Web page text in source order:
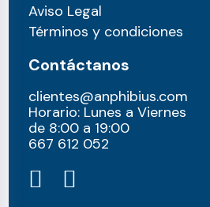
Aviso Legal
Términos y condiciones
Contáctanos
clientes@anphibius.com
Horario: Lunes a Viernes
de 8:00 a 19:00
667 612 052​